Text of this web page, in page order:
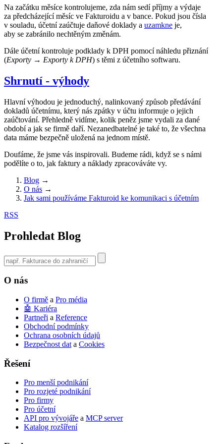
Na začátku měsíce kontrolujeme, zda nám sedí příjmy a výdaje
za předcházející měsíc ve Fakturoidu a v bance. Pokud jsou čísla
v souladu, účetní zaúčtuje daňové doklady a uzamkne je,
aby se zabránilo nechtěným změnám.
Dále účetní kontroluje podklady k DPH pomocí náhledu přiznání
(Exporty → Exporty k DPH) s těmi z účetního softwaru.
Shrnutí - výhody
Hlavní výhodou je jednoduchý, nalinkovaný způsob předávání
dokladů účetnímu, který nás zpátky v účtu informuje o jejich
zaúčtování. Přehledně vidíme, kolik peněz jsme vydali za dané
období a jak se firmě daří. Nezanedbatelné je také to, že všechna
data máme bezpečně uložená na jednom místě.
Doufáme, že jsme vás inspirovali. Budeme rádi, když se s námi
podělíte o to, jak faktury a náklady zpracováváte vy.
Blog →
O nás →
Jak sami používáme Fakturoid ke komunikaci s účetním
RSS
Prohledat Blog
Use
the
result.
O nás
O firmě a Pro média
🤖 Kariéra
Partneři a Reference
Obchodní podmínky
Ochrana osobních údajů
Bezpečnost dat a Cookies
Řešení
Pro menší podnikání
Pro rozjeté podnikání
Pro firmy
Pro účetní
API pro vývojáře a MCP server
Katalog rozšíření